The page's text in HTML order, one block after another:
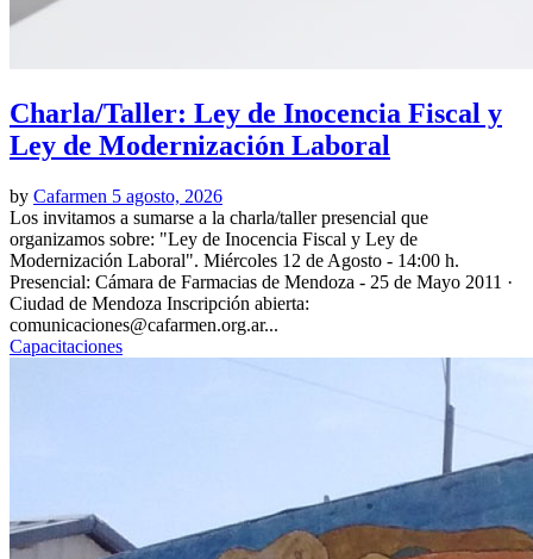
Charla/Taller: Ley de Inocencia Fiscal y
Ley de Modernización Laboral
by Cafarmen 5 agosto, 2026
Los invitamos a sumarse a la charla/taller presencial que
organizamos sobre: "Ley de Inocencia Fiscal y Ley de
Modernización Laboral". Miércoles 12 de Agosto - 14:00 h.
Presencial: Cámara de Farmacias de Mendoza - 25 de Mayo 2011 ·
Ciudad de Mendoza Inscripción abierta:
comunicaciones@cafarmen.org.ar...
Capacitaciones